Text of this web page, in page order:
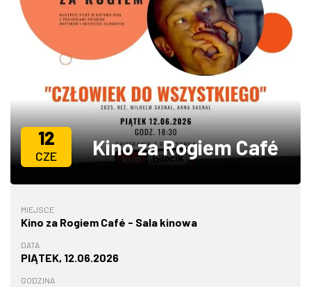
GASTRONOMIA
ZDJĘCIA
W RZESZOWIE
12
CZE Kino za Rogiem Café
MIEJSCE
Kino za Rogiem Café - Sala kinowa
DATA
PIĄTEK, 12.06.2026
GODZINA